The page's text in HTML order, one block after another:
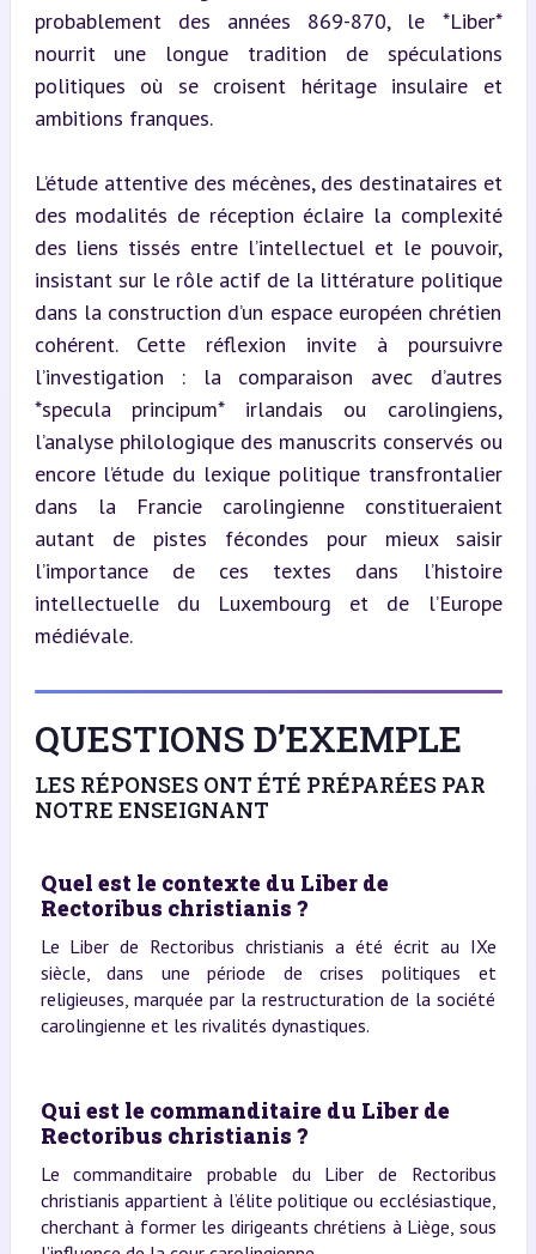
probablement des années 869-870, le *Liber*
nourrit une longue tradition de spéculations
politiques où se croisent héritage insulaire et
ambitions franques.
L’étude attentive des mécènes, des destinataires et
des modalités de réception éclaire la complexité
des liens tissés entre l’intellectuel et le pouvoir,
insistant sur le rôle actif de la littérature politique
dans la construction d’un espace européen chrétien
cohérent. Cette réflexion invite à poursuivre
l’investigation : la comparaison avec d’autres
*specula principum* irlandais ou carolingiens,
l’analyse philologique des manuscrits conservés ou
encore l’étude du lexique politique transfrontalier
dans la Francie carolingienne constitueraient
autant de pistes fécondes pour mieux saisir
l’importance de ces textes dans l’histoire
intellectuelle du Luxembourg et de l’Europe
médiévale.
QUESTIONS D’EXEMPLE
LES RÉPONSES ONT ÉTÉ PRÉPARÉES PAR
NOTRE ENSEIGNANT
Quel est le contexte du Liber de
Rectoribus christianis ?
Le Liber de Rectoribus christianis a été écrit au IXe
siècle, dans une période de crises politiques et
religieuses, marquée par la restructuration de la société
carolingienne et les rivalités dynastiques.
Qui est le commanditaire du Liber de
Rectoribus christianis ?
Le commanditaire probable du Liber de Rectoribus
christianis appartient à l’élite politique ou ecclésiastique,
cherchant à former les dirigeants chrétiens à Liège, sous